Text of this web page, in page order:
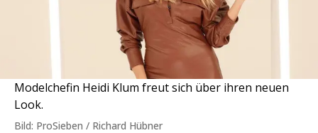
Modelchefin Heidi Klum freut sich über ihren neuen
Look.
Bild: ProSieben / Richard Hübner